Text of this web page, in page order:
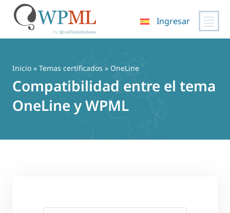
contenido
Ingresar
Inicio » Temas certificados » OneLine
Compatibilidad entre el tema
OneLine y WPML